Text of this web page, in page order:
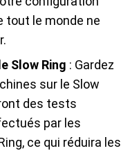
tout le monde ne
Slow Ring : Gardez
sur le Slow
des tests
par les
ce qui réduira les